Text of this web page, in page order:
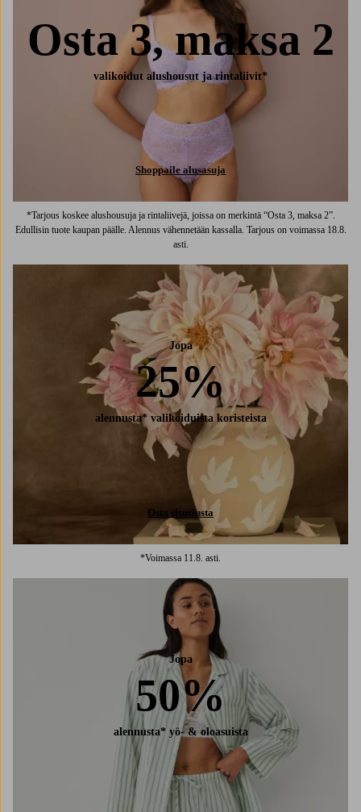
Osta 3, maksa 2
valikoidut alushousut ja rintaliivit*
Shoppaile alusasuja
*Tarjous koskee alushousuja ja rintaliivejä, joissa on merkintä “Osta 3, maksa 2”.
Edullisin tuote kaupan päälle. Alennus vähennetään kassalla. Tarjous on voimassa 18.8.
asti.
Jopa
25%
alennusta* valikoiduista koristeista
Osta sisustusta
*Voimassa 11.8. asti.
Jopa
50%
alennusta* yö- & oloasuista